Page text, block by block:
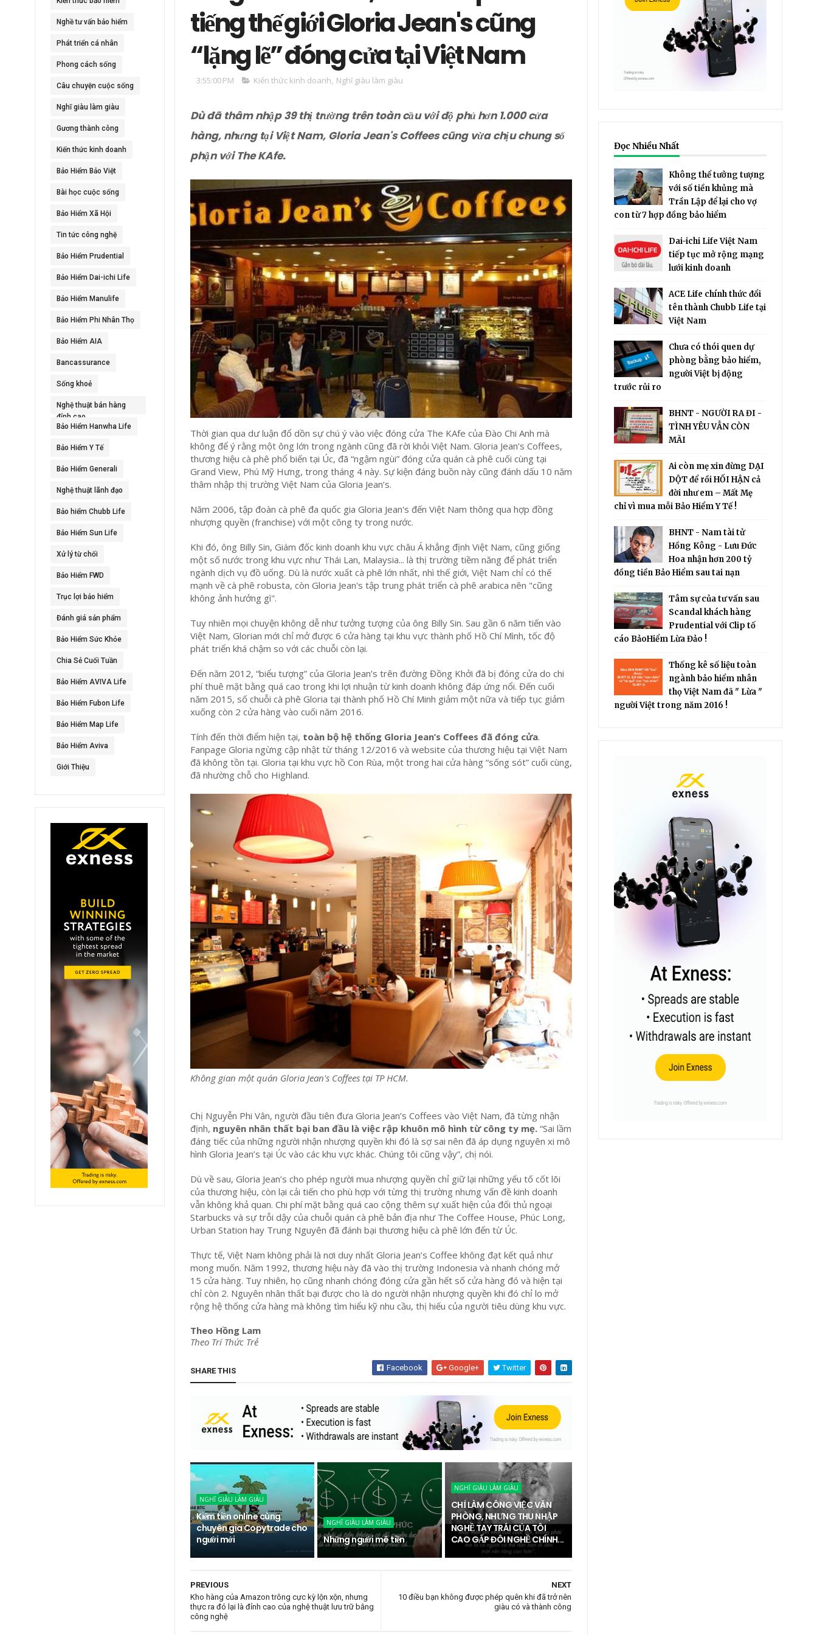
Nghề tư vấn bảo hiểm
Phát triển cá nhân
Phong cách sống
Câu chuyện cuộc sống
Nghĩ giàu làm giàu
Gương thành công
Kiến thức kinh doanh
Bảo Hiểm Bảo Việt
Bài học cuộc sống
Bảo Hiểm Xã Hội
Tin tức công nghệ
Bảo Hiểm Prudential
Bảo Hiểm Dai-ichi Life
Bảo Hiểm Manulife
Bảo Hiểm Phi Nhân Thọ
Bảo Hiểm AIA
Bancassurance
Sống khoẻ
Nghệ thuật bán hàng
đỉnh cao
Bảo Hiểm Hanwha Life
Bảo Hiểm Y Tế
Bảo Hiểm Generali
Nghệ thuật lãnh đạo
Bảo hiểm Chubb Life
Bảo Hiểm Sun Life
Xử lý từ chối
Bảo Hiểm FWD
Trục lợi bảo hiểm
Đánh giá sản phẩm
Bảo Hiểm Sức Khỏe
Chia Sẻ Cuối Tuần
Bảo Hiểm AVIVA Life
Bảo Hiểm Fubon Life
Bảo Hiểm Map Life
Bảo Hiểm Aviva
Giới Thiệu
tiếng thế giới Gloria Jean's cũng
“lặng lẽ” đóng cửa tại Việt Nam
3:55:00 PM Kiến thức kinh doanh, Nghĩ giàu làm giàu
Dù đã thâm nhập 39 thị trường trên toàn cầu với độ phủ hơn 1.000 cửa
hàng, nhưng tại Việt Nam, Gloria Jean's Coffees cũng vừa chịu chung số
phận với The KAfe.
Thời gian qua dư luận đổ dồn sự chú ý vào việc đóng cửa The KAfe của Đào Chi Anh mà
không để ý rằng một ông lớn trong ngành cũng đã rời khỏi Việt Nam. Gloria Jean’s Coffees,
thương hiệu cà phê phổ biến tại Úc, đã “ngậm ngùi” đóng cửa quán cà phê cuối cùng tại
Grand View, Phú Mỹ Hưng, trong tháng 4 này. Sự kiện đáng buồn này cũng đánh dấu 10 năm
thâm nhập thị trường Việt Nam của Gloria Jean’s.
Năm 2006, tập đoàn cà phê đa quốc gia Gloria Jean's đến Việt Nam thông qua hợp đồng
nhượng quyền (franchise) với một công ty trong nước.
Khi đó, ông Billy Sin, Giám đốc kinh doanh khu vực châu Á khẳng định Việt Nam, cũng giống
một số nước trong khu vực như Thái Lan, Malaysia... là thị trường tiềm năng để phát triển
ngành dịch vụ đồ uống. Dù là nước xuất cà phê lớn nhất, nhì thế giới, Việt Nam chỉ có thế
mạnh về cà phê robusta, còn Gloria Jean's tập trung phát triển cà phê arabica nên "cũng
không ảnh hưởng gì".
Tuy nhiên mọi chuyện không dễ như tưởng tượng của ông Billy Sin. Sau gần 6 năm tiến vào
Việt Nam, Glorian mới chỉ mở được 6 cửa hàng tại khu vực thành phố Hồ Chí Mình, tốc độ
phát triển khá chậm so với các chuỗi còn lại.
Đến năm 2012, “biểu tượng” của Gloria Jean’s trên đường Đồng Khởi đã bị đóng cửa do chi
phí thuê mặt bằng quá cao trong khi lợi nhuận từ kinh doanh không đáp ứng nổi. Đến cuối
năm 2015, số chuỗi cà phê Gloria tại thành phố Hồ Chí Minh giảm một nữa và tiếp tục giảm
xuống còn 2 cửa hàng vào cuối năm 2016.
Tính đến thời điểm hiện tại, toàn bộ hệ thống Gloria Jean’s Coffees đã đóng cửa.
Fanpage Gloria ngừng cập nhật từ tháng 12/2016 và website của thương hiệu tại Việt Nam
đã không tồn tại. Gloria tại khu vực hồ Con Rùa, một trong hai cửa hàng “sống sót” cuối cùng,
đã nhường chỗ cho Highland.
Không gian một quán Gloria Jean's Coffees tại TP HCM.
Chị Nguyễn Phi Vân, người đầu tiên đưa Gloria Jean’s Coffees vào Việt Nam, đã từng nhận
định, nguyên nhân thất bại ban đầu là việc rập khuôn mô hình từ công ty mẹ. “Sai lầm
đáng tiếc của những người nhận nhượng quyền khi đó là sợ sai nên đã áp dụng nguyên xi mô
hình Gloria Jean’s tại Úc vào các khu vực khác. Chúng tôi cũng vậy”, chị nói.
Dù về sau, Gloria Jean’s cho phép người mua nhượng quyền chỉ giữ lại những yếu tố cốt lõi
của thương hiệu, còn lại cải tiến cho phù hợp với từng thị trường nhưng vấn đề kinh doanh
vẫn không khả quan. Chi phí mặt bằng quá cao cộng thêm sự xuất hiện của đối thủ ngoại
Starbucks và sự trỗi dậy của chuỗi quán cà phê bản địa như The Coffee House, Phúc Long,
Urban Station hay Trung Nguyên đã đánh bại thương hiệu cà phê lớn đến từ Úc.
Thực tế, Việt Nam không phải là nơi duy nhất Gloria Jean’s Coffee không đạt kết quả như
mong muốn. Năm 1992, thương hiệu này đã vào thị trường Indonesia và nhanh chóng mở
15 cửa hàng. Tuy nhiên, họ cũng nhanh chóng đóng cửa gần hết số cửa hàng đó và hiện tại
chỉ còn 2. Nguyên nhân thất bại được cho là do người nhận nhượng quyền khi đó chỉ lo mở
rộng hệ thống cửa hàng mà không tìm hiểu kỹ nhu cầu, thị hiếu của người tiêu dùng khu vực.
Theo Hồng Lam
Theo Trí Thức Trẻ
SHARE THIS Facebook Google+ Twitter
NGHĨ GIÀU LÀM GIÀU
Kiếm tiền online cùng
chuyên gia Copytrade cho
người mới
NGHĨ GIÀU LÀM GIÀU
Những người mê tiền
NGHĨ GIÀU LÀM GIÀU
CHỈ LÀM CÔNG VIỆC VĂN
PHÒNG, NHƯNG THU NHẬP
NGHỀ TAY TRÁI CỦA TÔI
CAO GẤP ĐÔI NGHỀ CHÍNH...
NEXT
10 điều bạn không được phép quên khi đã trở nên
giàu có và thành công
PREVIOUS
Kho hàng của Amazon trông cực kỳ lộn xộn, nhưng
thực ra đó lại là đỉnh cao của nghệ thuật lưu trữ bằng
công nghệ
Đọc Nhiều Nhất
Không thể tưởng tượng
với số tiền khủng mà
Trần Lập để lại cho vợ
con từ 7 hợp đồng bảo hiểm
Dai-ichi Life Việt Nam
tiếp tục mở rộng mạng
lưới kinh doanh
ACE Life chính thức đổi
tên thành Chubb Life tại
Việt Nam
Chưa có thói quen dự
phòng bằng bảo hiểm,
người Việt bị động
trước rủi ro
BHNT - NGƯỜI RA ĐI -
TÌNH YÊU VẪN CÒN
MÃI
Ai còn mẹ xin đừng DẠI
DỘT để rồi HỐI HẬN cả
đời như em – Mất Mẹ
chỉ vì mua mỗi Bảo Hiểm Y Tế !
BHNT - Nam tài tử
Hồng Kông - Lưu Đức
Hoa nhận hơn 200 tỷ
đồng tiền Bảo Hiểm sau tai nạn
Tâm sự của tư vấn sau
Scandal khách hàng
Prudential với Clip tố
cáo BảoHiểm Lừa Đảo !
Thống kê số liệu toàn
ngành bảo hiểm nhân
thọ Việt Nam đã " Lừa "
người Việt trong năm 2016 !